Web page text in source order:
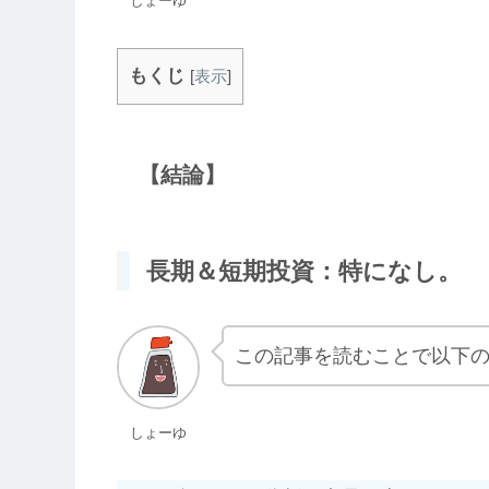
もくじ [表示]
【結論】
長期＆短期投資：特になし。
しょーゆ
この記事を読むことで以下